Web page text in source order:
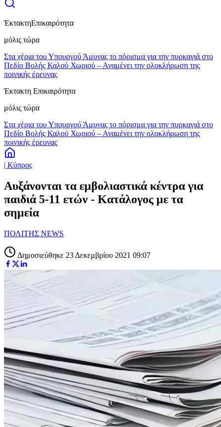
ΈκτακτηΕπικαιρότητα
μόλις τώρα
Στα χέρια του Υπουργού Άμυνας το πόρισμα για την πυρκαγιά στο
Πεδίο Βολής Καλού Χωριού – Αναμένει την ολοκλήρωση της
ποινικής έρευνας
Έκτακτη Επικαιρότητα
μόλις τώρα
Στα χέρια του Υπουργού Άμυνας το πόρισμα για την πυρκαγιά στο
Πεδίο Βολής Καλού Χωριού – Αναμένει την ολοκλήρωση της
ποινικής έρευνας
| Κύπρος
Αυξάνονται τα εμβολιαστικά κέντρα για
παιδιά 5-11 ετών - Κατάλογος με τα
σημεία
ΠΟΛΙΤΗΣ NEWS
Δημοσιεύθηκε 23 Δεκεμβρίου 2021 09:07